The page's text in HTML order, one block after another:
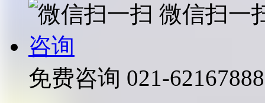
微信扫一
咨询
免费咨询 021-62167888